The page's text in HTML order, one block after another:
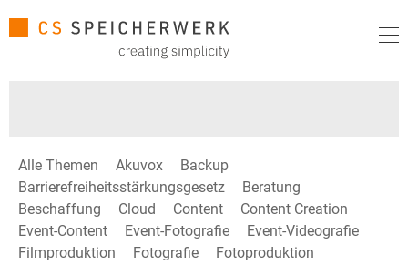
Alle Themen Akuvox
Backup
Barrierefreiheitsstärkungsgesetz
Beratung
Beschaffung
Cloud Content
Content Creation
Event-Content
Event-Fotografie
Event-Videografie
Filmproduktion
Fotografie
Fotoproduktion